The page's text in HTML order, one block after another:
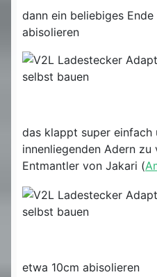
dann ein beliebiges
abisolieren
das klappt super einfach
innenliegenden Adern
Entmantler von Jakari (
etwa 10cm abisolieren